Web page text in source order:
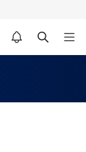
알림설정 바로가기 검색 바로가기 메뉴 열기